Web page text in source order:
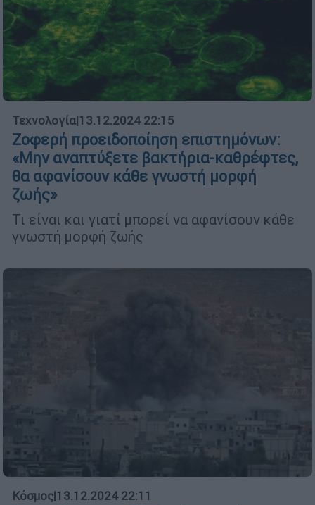
Τεχνολογία|13.12.2024 22:15
Ζοφερή προειδοποίηση επιστημόνων:
«Μην αναπτύξετε βακτήρια-καθρέφτες,
θα αφανίσουν κάθε γνωστή μορφή
ζωής»
Τι είναι και γιατί μπορεί να αφανίσουν κάθε
γνωστή μορφή ζωής
Κόσμος|13.12.2024 22:11